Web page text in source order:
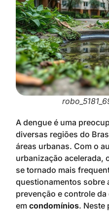
A dengue é uma
diversas regiões do
áreas urbanas. Com o
urbanização acelerada,
se tornado mais
questionamentos sobre
prevenção e controle
em condomínios. Neste